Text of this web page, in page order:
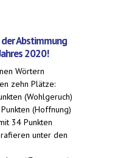
Abstimmung
2020!
Wörtern
zehn Plätze:
(Wohlgeruch)
(Hoffnung)
34 Punkten
unter den